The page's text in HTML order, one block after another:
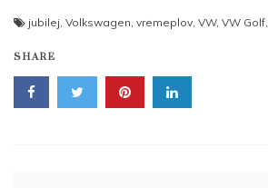
jubilej, Volkswagen, vremeplov, VW, VW Golf,
SHARE